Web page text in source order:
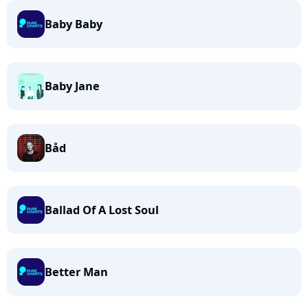
Baby Baby
Baby Jane
Båd
Ballad Of A Lost Soul
Better Man